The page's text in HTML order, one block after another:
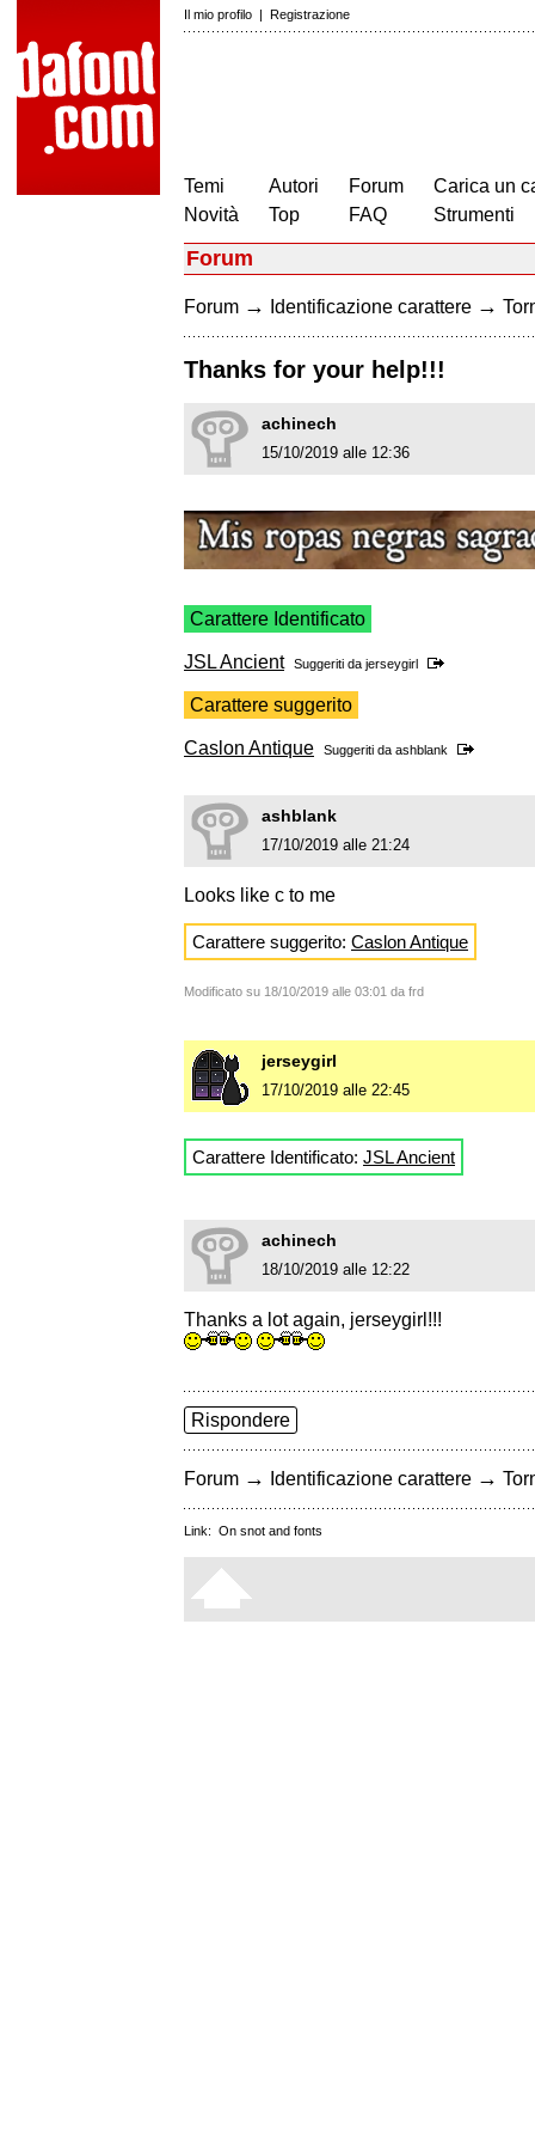
Il mio profilo | Registrazione
Temi
Novità
Autori
Top
Forum
FAQ
Carica un
Strumenti
Forum
Forum → Identificazione carattere →
Thanks for your help!!!
achinech
15/10/2019 alle 12:36
Carattere Identificato
JSL Ancient Suggeriti da jerseygirl
Carattere suggerito
Caslon Antique Suggeriti da ashblank
ashblank
17/10/2019 alle 21:24
Looks like c to me
Carattere suggerito: Caslon Antique
Modificato su 18/10/2019 alle 03:01 da frd
jerseygirl
17/10/2019 alle 22:45
Carattere Identificato: JSL Ancient
achinech
18/10/2019 alle 12:22
Thanks a lot again, jerseygirl!!!
Rispondere
Forum → Identificazione carattere →
Link: On snot and fonts